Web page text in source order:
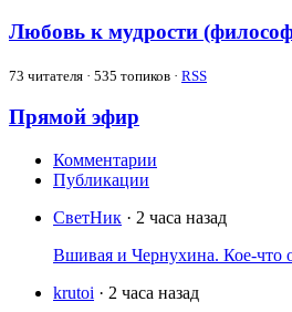
Любовь к мудрости
73 читателя · 535 топиков · RSS
Прямой эфир
Комментарии
Публикации
СветНик · 2 часа назад
Вшивая и Чернухина. Кое-что
krutoi · 2 часа назад